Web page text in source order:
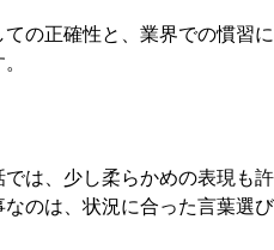
の正確性と、業界での慣習に
は、少し柔らかめの表現も許
のは、状況に合った言葉選び